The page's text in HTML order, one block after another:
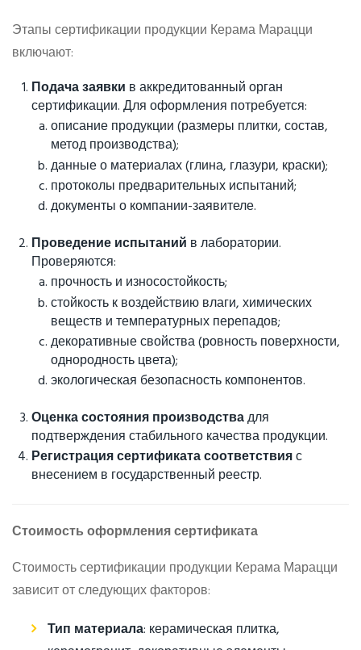
Этапы сертификации продукции Керама Марацци
включают:
Подача заявки в аккредитованный орган
сертификации. Для оформления потребуется:
описание продукции (размеры плитки, состав,
метод производства);
данные о материалах (глина, глазури, краски);
протоколы предварительных испытаний;
документы о компании-заявителе.
Проведение испытаний в лаборатории.
Проверяются:
прочность и износостойкость;
стойкость к воздействию влаги, химических
веществ и температурных перепадов;
декоративные свойства (ровность поверхности,
однородность цвета);
экологическая безопасность компонентов.
Оценка состояния производствадля
подтверждения стабильного качества продукции.
Регистрация сертификата соответствияс
внесением в государственный реестр.
Стоимость оформления сертификата
Стоимость сертификации продукции Керама Марацци
зависит от следующих факторов:
Тип материала: керамическая плитка,